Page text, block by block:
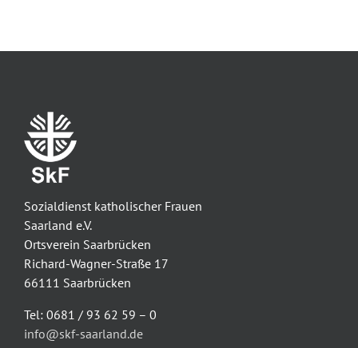
Sozialdienst katholischer Frauen
Saarland e.V.
Ortsverein Saarbrücken
Richard-Wagner-Straße 17
66111 Saarbrücken
Tel: 0681 / 93 62 59 – 0
info@skf-saarland.de